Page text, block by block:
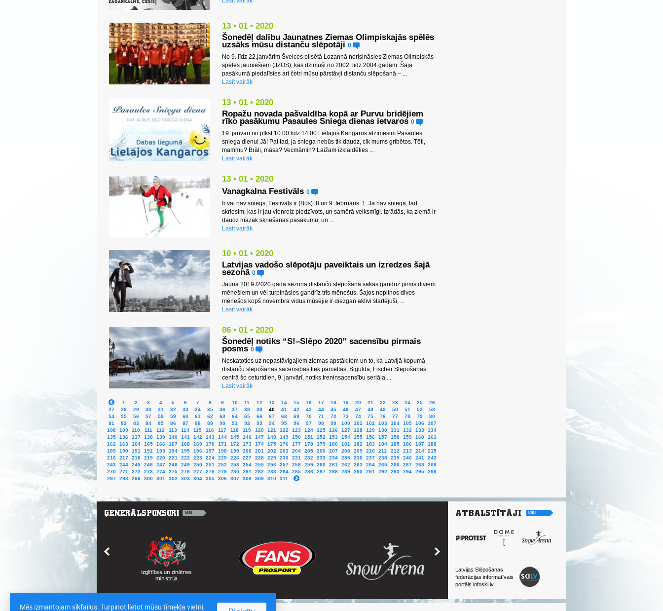
13 • 01 • 2020
Šonedēļ dalību Jaunatnes Ziemas Olimpiskajās spēlēs
uzsāks mūsu distanču slēpotāji 0
No 9. līdz 22.janvārim Šveices pilsētā Lozannā norisināsies Ziemas Olimpiskās
spēles jauniešiem (JZOS), kas dzimuši no 2002. līdz 2004.gadam. Šajā
pasākumā piedalīsies arī četri mūsu pārstāvji distanču slēpošanā – ...
Lasīt vairāk
13 • 01 • 2020
Ropažu novada pašvaldība kopā ar Purvu bridējiem
rīko pasākumu Pasaules Sniega dienas ietvaros 0
19. janvārī no plkst.10:00 līdz 14:00 Lielajos Kangaros atzīmēsim Pasaules
sniega dienu! Jā! Pat tad, ja sniega nebūs tik daudz, cik mums gribētos. Tēti,
mammu? Brāli, māsa? Vecmāmiņ? Laižam izklaidēties ...
Lasīt vairāk
13 • 01 • 2020
Vanagkalna Festivāls 0
Ir vai nav sniegs, Festivāls ir (Būs). 8 un 9. februāris. 1. Ja nav sniega, tad
skriesim, kas ir jau vienreiz piedzīvots, un samērā veiksmīgi. Izrādās, ka ziemā ir
daudz mazāk skriešanas pasākumu, un ...
Lasīt vairāk
10 • 01 • 2020
Latvijas vadošo slēpotāju paveiktais un izredzes šajā
sezonā 0
Jaunā 2019./2020.gada sezona distanču slēpošanā sākās gandrīz pirms diviem
mēnešiem un vēl turpināsies gandrīz trīs mēnešus. Šajos nepilnos divos
mēnešos kopš novembra vidus mūsējie ir diezgan aktīvi startējuši, ...
Lasīt vairāk
06 • 01 • 2020
Šonedēļ notiks “S!–Slēpo 2020” sacensību pirmais
posms 0
Neskatoties uz nepastāvīgajiem ziemas apstākļiem un to, ka Latvijā kopumā
distanču slēpošanas sacensības tiek pārceltas, Siguldā, Fischer Slēpošanas
centrā šo ceturtdien, 9. janvārī, notiks treniņsacensību seriāla ...
Lasīt vairāk
1 2 3 4 5 6 7 8 9 10 11 12 13 14 15 16 17 18 19 20 21 22 23 24 25
26
27
28 29 30 31 32 33 34 35 36 37 38 39 40 41 42 43 44 45 46 47 48 49 50 51 52
53
54
55 56 57 58 59 60 61 62 63 64 65 66 67 68 69 70 71 72 73 74 75 76 77 78 79
80
81
82 83 84 85 86 87 88 89 90 91 92 93 94 95 96 97 98 99 100 101 102 103 104 105 106
107
108
109 110 111 112 113 114 115 116 117 118 119 120 121 122 123 124 125 126 127 128 129 130 131 132 133
134
135
136 137 138 139 140 141 142 143 144 145 146 147 148 149 150 151 152 153 154 155 156 157 158 159 160
161
162
163 164 165 166 167 168 169 170 171 172 173 174 175 176 177 178 179 180 181 182 183 184 185 186 187
188
189
190 191 192 193 194 195 196 197 198 199 200 201 202 203 204 205 206 207 208 209 210 211 212 213 214
215
216
217 218 219 220 221 222 223 224 225 226 227 228 229 230 231 232 233 234 235 236 237 238 239 240 241
242
243
244 245 246 247 248 249 250 251 252 253 254 255 256 257 258 259 260 261 262 263 264 265 266 267 268
269
270
271 272 273 274 275 276 277 278 279 280 281 282 283 284 285 286 287 288 289 290 291 292 293 294 295
296
297
298 299 300 301 302 303 304 305 306 307 308 309 310 311
Latvijas Slēpošanas
federācijas informatīvais
portāls infoski.lv
Mēs izmantojam sīkfailus. Turpinot lietot mūsu tīmekļa vietni,